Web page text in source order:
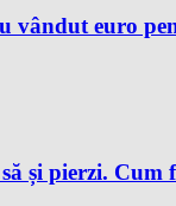
vândut euro
și pierzi. Cum